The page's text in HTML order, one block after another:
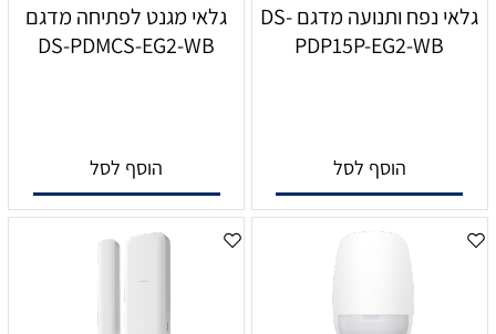
גלאי נפח ותנועה מדגם DS-
PDP15P-EG2-WB
הוסף לסל
גלאי מגנט לפתיחה מדגם
DS-PDMCS-EG2-WB
הוסף לסל